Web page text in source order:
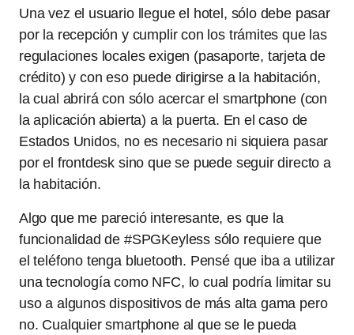
Una vez el usuario llegue el hotel, sólo debe pasar
por la recepción y cumplir con los trámites que las
regulaciones locales exigen (pasaporte, tarjeta de
crédito) y con eso puede dirigirse a la habitación,
la cual abrirá con sólo acercar el smartphone (con
la aplicación abierta) a la puerta. En el caso de
Estados Unidos, no es necesario ni siquiera pasar
por el frontdesk sino que se puede seguir directo a
la habitación.
Algo que me pareció interesante, es que la
funcionalidad de #SPGKeyless sólo requiere que
el teléfono tenga bluetooth. Pensé que iba a utilizar
una tecnología como NFC, lo cual podría limitar su
uso a algunos dispositivos de más alta gama pero
no. Cualquier smartphone al que se le pueda